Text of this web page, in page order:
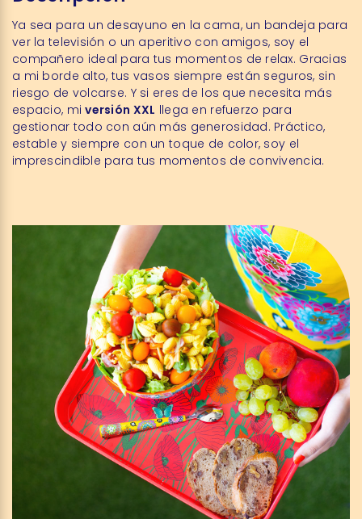
Ya sea para un desayuno en la cama, un bandeja para
ver la televisión o un aperitivo con amigos, soy el
compañero ideal para tus momentos de relax. Gracias
a mi borde alto, tus vasos siempre están seguros, sin
riesgo de volcarse. Y si eres de los que necesita más
espacio, miversión XXL llega en refuerzo para
gestionar todo con aún más generosidad. Práctico,
estable y siempre con un toque de color, soy el
imprescindible para tus momentos de convivencia.